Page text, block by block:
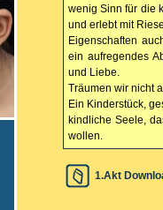
wenig Sinn für die
und erlebt mit
Eigenschaften
ein aufregendes
und Liebe.
Träumen wir nicht
Ein Kinderstück,
kindliche Seele,
wollen.
1.Akt